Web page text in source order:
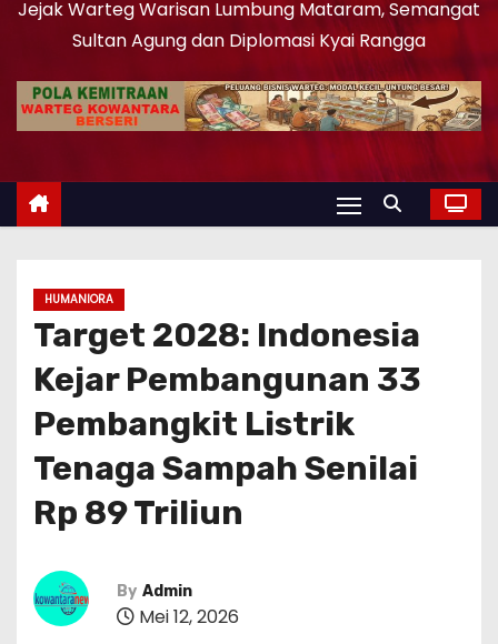
Jejak Warteg Warisan Lumbung Mataram, Semangat
Sultan Agung dan Diplomasi Kyai Rangga
HUMANIORA
Target 2028: Indonesia
Kejar Pembangunan 33
Pembangkit Listrik
Tenaga Sampah Senilai
Rp 89 Triliun
By Admin
Mei 12, 2026